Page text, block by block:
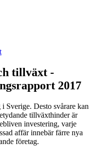
tillväxt -
2017
Sverige. Desto svårare kan
tillväxthinder är
investering, varje
affär innebär färre nya
företag.